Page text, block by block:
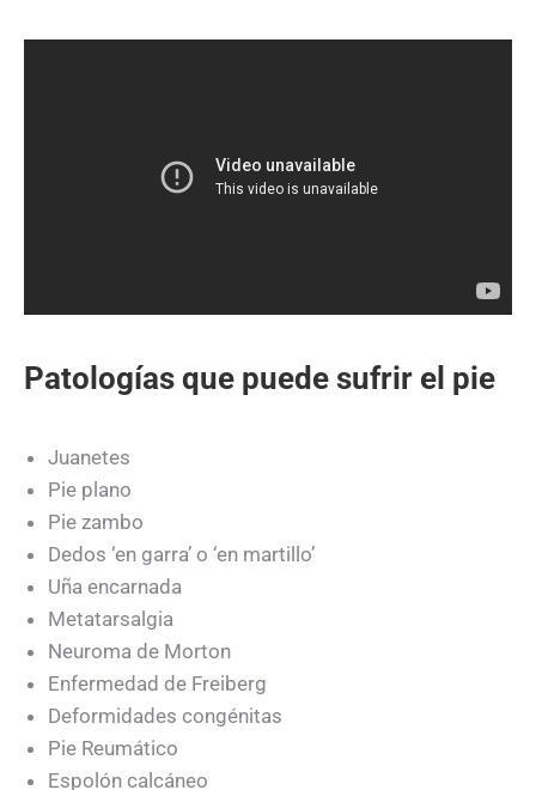
Patologías que puede sufrir el pie
Juanetes
Pie plano
Pie zambo
Dedos ‘en garra’ o ‘en martillo’
Uña encarnada
Metatarsalgia
Neuroma de Morton
Enfermedad de Freiberg
Deformidades congénitas
Pie Reumático
Espolón calcáneo